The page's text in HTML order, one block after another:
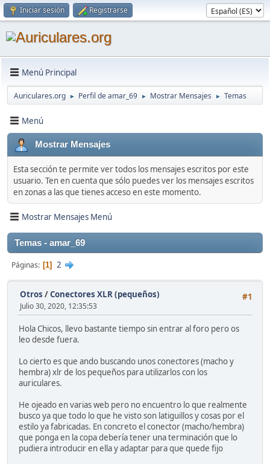
Iniciar sesión Registrarse
Menú Principal
Auriculares.org ► Perfil de amar_69 ► Mostrar Mensajes ► Temas
Menú
Mostrar Mensajes
Esta sección te permite ver todos los mensajes escritos por este
usuario. Ten en cuenta que sólo puedes ver los mensajes escritos
en zonas a las que tienes acceso en este momento.
Mostrar Mensajes Menú
Temas - amar_69
Páginas 1 2
#1
Otros /Conectores XLR (pequeños)
Julio 30, 2020, 12:35:53
Hola Chicos, llevo bastante tiempo sin entrar al foro pero os
leo desde fuera.
Lo cierto es que ando buscando unos conectores (macho y
hembra) xlr de los pequeños para utilizarlos con los
auriculares.
He ojeado en varias web pero no encuentro lo que realmente
busco ya que todo lo que he visto son latiguillos y cosas por el
estilo ya fabricadas. En concreto el conector (macho/hembra)
que ponga en la copa debería tener una terminación que lo
pudiera introducir en ella y adaptar para que quede fijo